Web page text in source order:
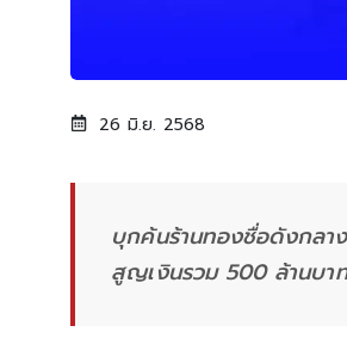
26 มิ.ย. 2568
บุกค้นร้านทองชื่อดังกลา
สูญเงินรวม 500 ล้านบาท